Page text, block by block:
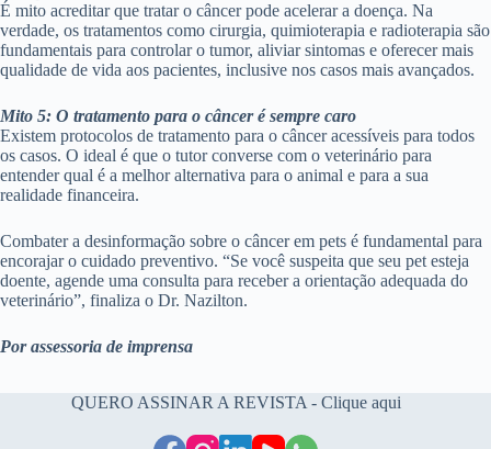
É mito acreditar que tratar o câncer pode acelerar a doença. Na
verdade, os tratamentos como cirurgia, quimioterapia e radioterapia são
fundamentais para controlar o tumor, aliviar sintomas e oferecer mais
qualidade de vida aos pacientes, inclusive nos casos mais avançados.
Mito 5: O tratamento para o câncer é sempre caro
Existem protocolos de tratamento para o câncer acessíveis para todos
os casos. O ideal é que o tutor converse com o veterinário para
entender qual é a melhor alternativa para o animal e para a sua
realidade financeira.
Combater a desinformação sobre o câncer em pets é fundamental para
encorajar o cuidado preventivo. “Se você suspeita que seu pet esteja
doente, agende uma consulta para receber a orientação adequada do
veterinário”, finaliza o Dr. Nazilton.
Por assessoria de imprensa
QUERO ASSINAR A REVISTA - Clique aqui